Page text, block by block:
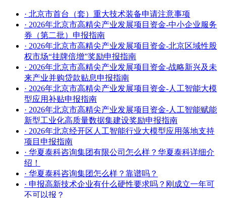
· 北京市首台（套）重大技术装备申请注意事项
· 2026年北京市高精尖产业发展项目资金-中小企业服务
券（第二批）申报指南
· 2026年北京市高精尖产业发展项目资金-北京区域性股
权市场“挂牌倍增”奖励申报指南
· 2026年北京市高精尖产业发展项目资金-战略新兴及未
来产业并购贷款贴息申报指南
· 2026年北京市高精尖产业发展项目资金-人工智能大模
型应用补贴申报指南
· 2026年北京市高精尖产业发展项目资金-人工智能赋能
新型工业化高质量数据集建设奖励申报指南
· 2026年北京经开区人工智能行业大模型应用落地支持
项目申报指南
· 华夏泰科咨询集团有限公司怎么样？华夏泰科详细介
绍！
· 华夏泰科咨询集团怎么样？靠谱吗？
· 申报高新技术企业有什么硬性要求吗？刚成立一年可
不可以报？